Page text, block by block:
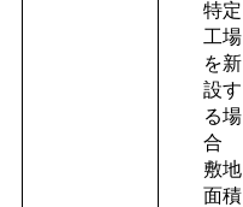
特定
工場
を新
設す
る場
合
敷地
面積